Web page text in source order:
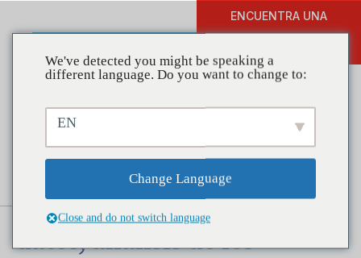
ENCUENTRA UNA
Manual de evaluación:
descripción de su
comunidad, recopilación de
datos, análisis de los
We've detected you might be speaking a
different language. Do you want to change to:
EN
Change Language
Close and do not switch language